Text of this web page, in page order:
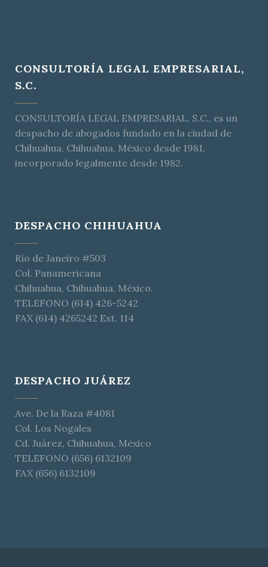
CONSULTORÍA LEGAL EMPRESARIAL,
S.C.
CONSULTORÍA LEGAL EMPRESARIAL, S.C., es un
despacho de abogados fundado en la ciudad de
Chihuahua, Chihuahua, México desde 1981,
incorporado legalmente desde 1982.
DESPACHO CHIHUAHUA
Río de Janeiro #503
Col. Panamericana
Chihuahua, Chihuahua, México.
TELEFONO (614) 426-5242
FAX (614) 4265242 Ext. 114
DESPACHO JUÁREZ
Ave. De la Raza #4081
Col. Los Nogales
Cd. Juárez, Chihuahua, México
TELEFONO (656) 6132109
FAX (656) 6132109